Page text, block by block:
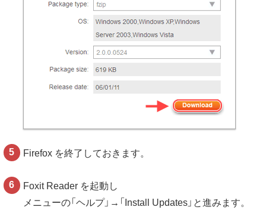
Firefox を終了しておきます。
Foxit Reader を起動し
メニューの「ヘルプ」→「Install Updates」と進みます。